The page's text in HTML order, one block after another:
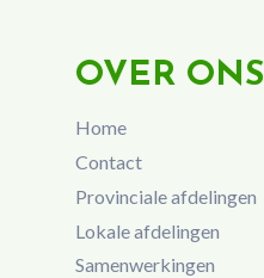
OVER ONS
Home
Contact
Provinciale afdelingen
Lokale afdelingen
Samenwerkingen